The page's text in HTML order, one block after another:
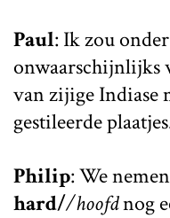
Paul: Ik zou
onwaarschijnlijks
van zijige Indiase
gestileerde
Philip: We
hard//hoofdnog